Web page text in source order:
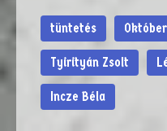
tüntetés
Tyirityán Zsolt
Incze Béla